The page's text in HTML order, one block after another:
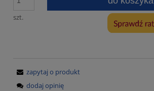
szt.
zapytaj o produkt
dodaj opinię